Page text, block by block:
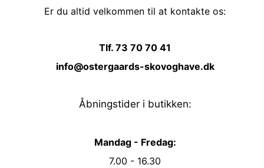
Er du altid velkommen til at kontakte os:
Tlf. 73 70 70 41
info@ostergaards-skovoghave.dk
Åbningstider i butikken:
Mandag - Fredag:
7.00 - 16.30